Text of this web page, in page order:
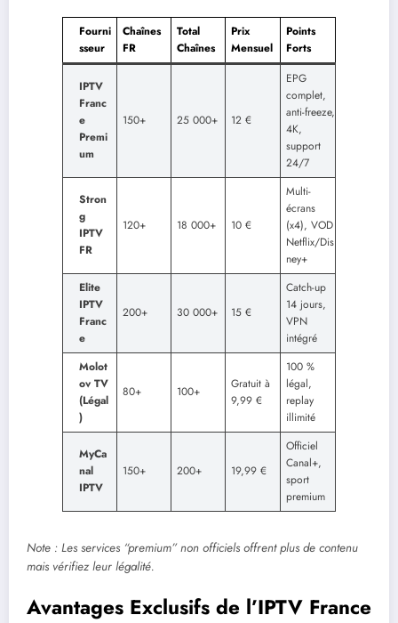
Fourni
sseur
Chaînes
FR
Total
Chaînes
Prix
Mensuel
Points
Forts
IPTV
Franc
e
Premi
um
150+ 25 000+ 12 €
EPG
complet,
anti-freeze,
4K,
support
24/7
Stron
g
IPTV
FR
120+ 18 000+ 10 €
Multi-
écrans
(x4), VOD
Netflix/Dis
ney+
Elite
IPTV
Franc
e
200+ 30 000+ 15 €
Catch-up
14 jours,
VPN
intégré
Molot
ov TV
(Légal
)
80+ 100+
Gratuit à
9,99 €
100 %
légal,
replay
illimité
MyCa
nal
IPTV
150+ 200+ 19,99 €
Officiel
Canal+,
sport
premium
Note : Les services “premium” non officiels offrent plus de contenu
mais vérifiez leur légalité.
Avantages Exclusifs de l’IPTV France